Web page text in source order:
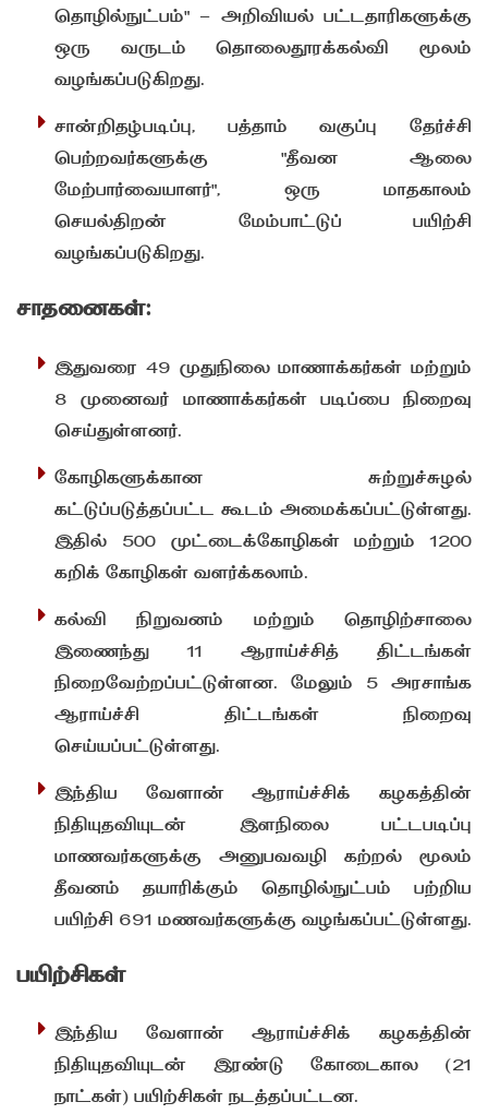
தொழில்நுட்பம்" – அறிவியல் பட்டதாரிகளுக்கு
ஒரு வருடம் தொலைதூரக்கல்வி மூலம்
வழங்கப்படுகிறது.
சான்றிதழ்படிப்பு, பத்தாம் வகுப்பு தேர்ச்சி
பெற்றவர்களுக்கு "தீவன ஆலை
மேற்பார்வையாளர்", ஒரு மாதகாலம்
செயல்திறன் மேம்பாட்டுப் பயிற்சி
வழங்கப்படுகிறது.
சாதனைகள்:
இதுவரை 49 முதுநிலை மாணாக்கர்கள் மற்றும்
8 முனைவர் மாணாக்கர்கள் படிப்பை நிறைவு
செய்துள்ளனர்.
கோழிகளுக்கான சுற்றுச்சுழல்
கட்டுப்படுத்தப்பட்ட கூடம் அமைக்கப்பட்டுள்ளது.
இதில் 500 முட்டைக்கோழிகள் மற்றும் 1200
கறிக் கோழிகள் வளர்க்கலாம்.
கல்வி நிறுவனம் மற்றும் தொழிற்சாலை
இணைந்து 11 ஆராய்ச்சித் திட்டங்கள்
நிறைவேற்றப்பட்டுள்ளன. மேலும் 5 அரசாங்க
ஆராய்ச்சி திட்டங்கள் நிறைவு
செய்யப்பட்டுள்ளது.
இந்திய வேளான் ஆராய்ச்சிக் கழகத்தின்
நிதியுதவியுடன் இளநிலை பட்டபடிப்பு
மாணவர்களுக்கு அனுபவவழி கற்றல் மூலம்
தீவனம் தயாரிக்கும் தொழில்நுட்பம் பற்றிய
பயிற்சி 691 மணவர்களுக்கு வழங்கப்பட்டுள்ளது.
பயிற்சிகள்
இந்திய வேளான் ஆராய்ச்சிக் கழகத்தின்
நிதியுதவியுடன் இரண்டு கோடைகால (21
நாட்கள்) பயிற்சிகள் நடத்தப்பட்டன.